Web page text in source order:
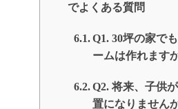
でよくある質問
Q1. 30坪の家で
ームは作れます
Q2. 将来、子供
置になりません